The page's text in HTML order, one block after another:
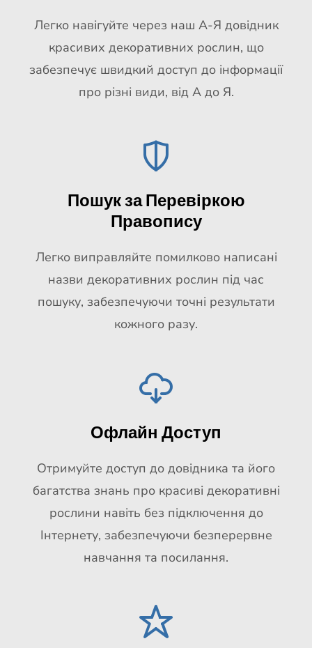
Легко навігуйте через наш А-Я довідник
красивих декоративних рослин, що
забезпечує швидкий доступ до інформації
про різні види, від А до Я.
Пошук за Перевіркою
Правопису
Легко виправляйте помилково написані
назви декоративних рослин під час
пошуку, забезпечуючи точні результати
кожного разу.
Офлайн Доступ
Отримуйте доступ до довідника та його
багатства знань про красиві декоративні
рослини навіть без підключення до
Інтернету, забезпечуючи безперервне
навчання та посилання.